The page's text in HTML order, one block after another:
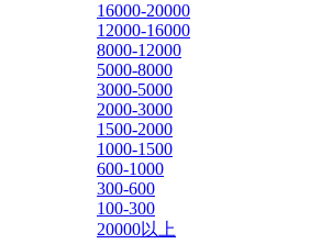
16000-20000
12000-16000
8000-12000
5000-8000
3000-5000
2000-3000
1500-2000
1000-1500
600-1000
300-600
100-300
20000以上